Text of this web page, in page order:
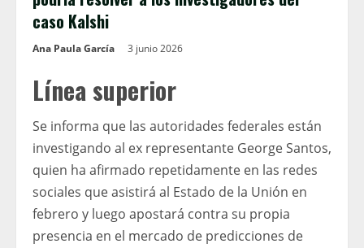
caso Kalshi
Ana Paula García 3 junio 2026
Línea superior
Se informa que las autoridades federales están
investigando al ex representante George Santos,
quien ha afirmado repetidamente en las redes
sociales que asistirá al Estado de la Unión en
febrero y luego apostará contra su propia
presencia en el mercado de predicciones de